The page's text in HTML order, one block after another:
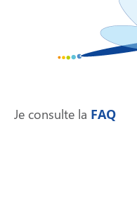
Je consulte la FAQ